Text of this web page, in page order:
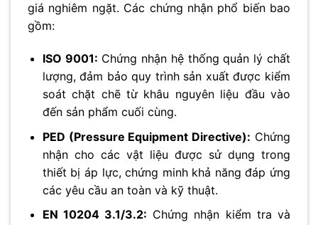
giá nghiêm ngặt. Các chứng nhận phổ biến bao
gồm:
ISO 9001: Chứng nhận hệ thống quản lý chất
lượng, đảm bảo quy trình sản xuất được kiểm
soát chặt chẽ từ khâu nguyên liệu đầu vào
đến sản phẩm cuối cùng.
PED (Pressure Equipment Directive): Chứng
nhận cho các vật liệu được sử dụng trong
thiết bị áp lực, chứng minh khả năng đáp ứng
các yêu cầu an toàn và kỹ thuật.
EN 10204 3.1/3.2: Chứng nhận kiểm tra và